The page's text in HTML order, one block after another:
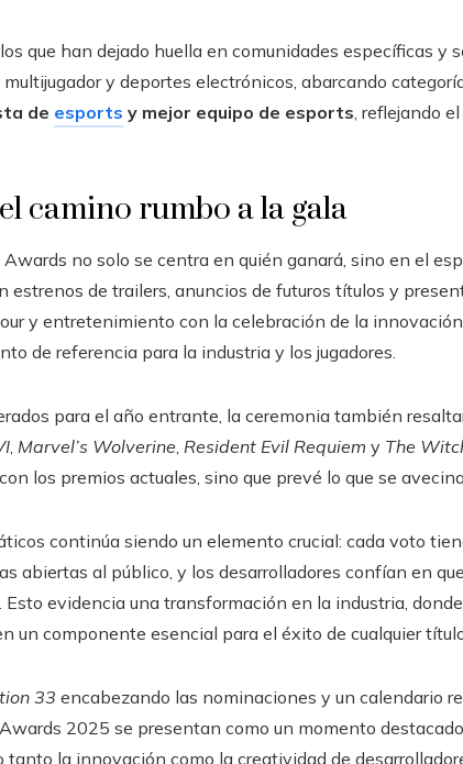
que han dejado huella en comunidades específicas y
y deportes electrónicos, abarcando
de esports y mejor equipo de esports, reflejando
camino rumbo a la gala
no solo se centra en quién ganará, sino en el
estrenos de trailers, anuncios de futuros títulos y
y entretenimiento con la celebración de la
de referencia para la industria y los jugadores.
para el año entrante, la ceremonia también
, Marvel’s Wolverine, Resident Evil Requiem y The
los premios actuales, sino que prevé lo que se
continúa siendo un elemento crucial: cada voto
abiertas al público, y los desarrolladores confían en
Esto evidencia una transformación en la industria,
un componente esencial para el éxito de cualquier
33 encabezando las nominaciones y un calendario
2025 se presentan como un momento
tanto la innovación como la creatividad de